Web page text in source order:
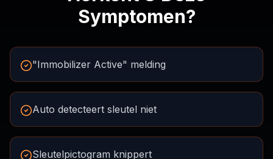
Symptomen?
"Immobilizer Active" melding
Auto detecteert sleutel niet
Sleutelpictogram knippert